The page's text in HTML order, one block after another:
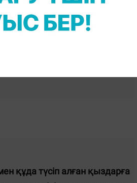
етілмеді. Жас келін
есім адам жанын зұлым
Келін ойлап тапқан
оның білімпаздығы мен
құда түсіп алған қыздарға